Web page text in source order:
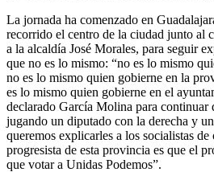
La jornada ha comenzado en
recorrido el centro de la ciudad junto al
a la alcaldía José Morales, para seguir
que no es lo mismo: “no es lo mismo
no es lo mismo quien gobierne en la
es lo mismo quien gobierne en el
declarado García Molina para continuar
jugando un diputado con la derecha y
queremos explicarles a los socialistas
progresista de esta provincia es que el
que votar a Unidas Podemos”.